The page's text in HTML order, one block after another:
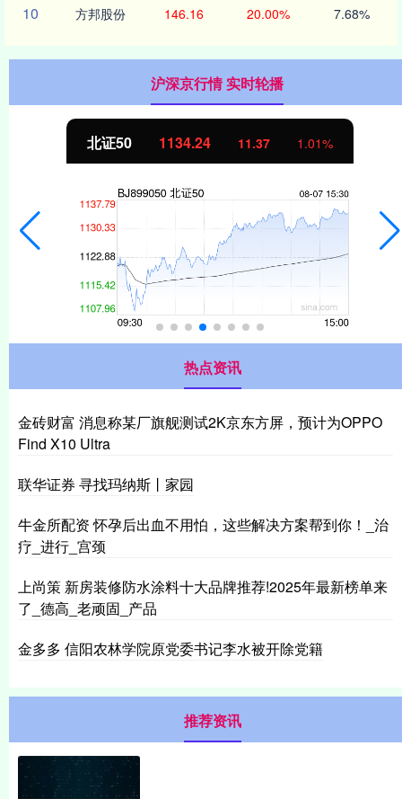
10 方邦股份 146.16 20.00% 7.68%
沪深京行情 实时轮播
北证50 1134.24 11.37 1.01%
热点资讯
金砖财富 消息称某厂旗舰测试2K京东方屏，预计为OPPO
Find X10 Ultra
联华证券 寻找玛纳斯丨家园
牛金所配资 怀孕后出血不用怕，这些解决方案帮到你！_治
疗_进行_宫颈
上尚策 新房装修防水涂料十大品牌推荐!2025年最新榜单来
了_德高_老顽固_产品
金多多 信阳农林学院原党委书记李水被开除党籍
推荐资讯